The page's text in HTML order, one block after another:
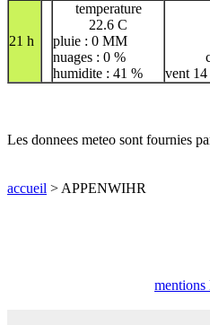
21 h
temperature
22.6 C
pluie : 0 MM
nuages : 0 %
humidite : 41 %
vent
Les donnees meteo sont fournies
accueil > APPENWIHR
mentions